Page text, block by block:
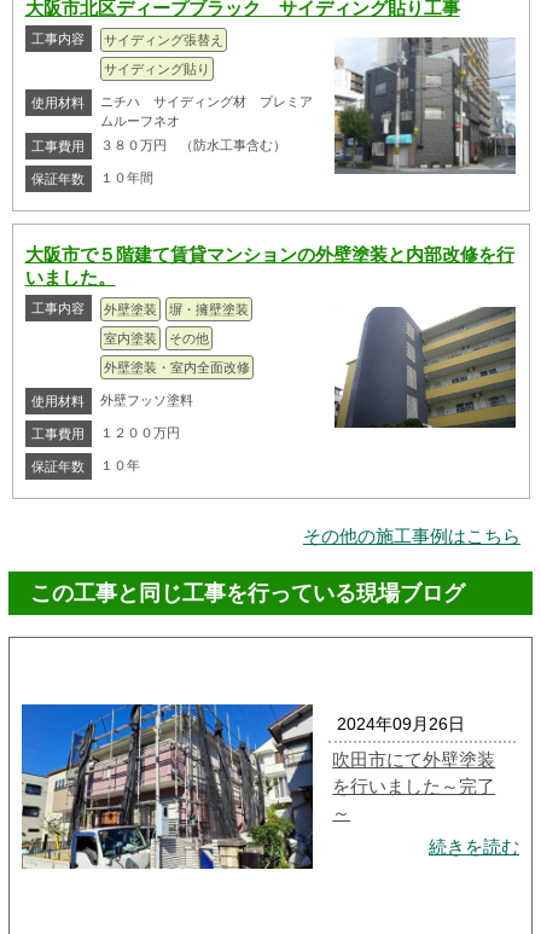
大阪市北区ディープブラック サイディング貼り工事
工事内容
サイディング張替え
サイディング貼り
使用材料
ニチハ サイディング材 プレミア
ムルーフネオ
工事費用
３８０万円 （防水工事含む）
保証年数 １０年間
大阪市で５階建て賃貸マンションの外壁塗装と内部改修を行
いました。
工事内容 外壁塗装
塀・擁壁塗装
室内塗装
その他
外壁塗装・室内全面改修
使用材料 外壁フッソ塗料
工事費用 １２００万円
保証年数 １０年
その他の施工事例はこちら
この工事と同じ工事を行っている現場ブログ
2024年09月26日
吹田市にて外壁塗装
を行いました～完了
～
続きを読む